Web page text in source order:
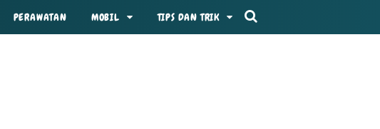
PERAWATAN MOBIL TIPS DAN TRIK